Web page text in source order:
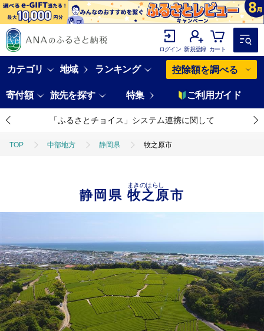
ログイン 新規登録 カート
カテゴリ 地域 ランキング 控除額を調べる
寄付額 旅先を探す 特集 ご利用ガイド
「ふるさとチョイス」システム連携に関して
TOP 中部地方 静岡県 牧之原市
静岡県 牧之原市
まきのはらし